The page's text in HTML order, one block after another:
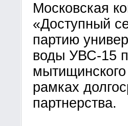
Московская
«Доступный
партию
воды УВС-15
рамках
партнерства.